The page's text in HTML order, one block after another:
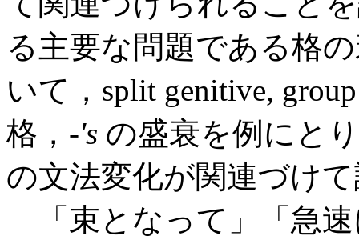
る主要な問題である格
いて，split genitive,
格，-'s の盛衰を例にと
の文法変化が関連づけ
「束となって」「急